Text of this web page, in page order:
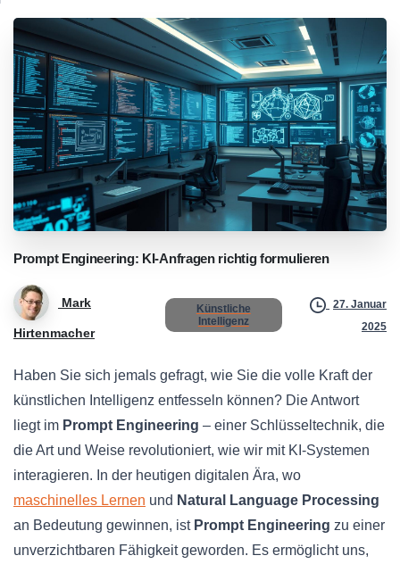
Prompt Engineering: KI-Anfragen richtig formulieren
Mark
Hirtenmacher
Künstliche
Intelligenz
27. Januar
2025
Haben Sie sich jemals gefragt, wie Sie die volle Kraft der
künstlichen Intelligenz entfesseln können? Die Antwort
liegt im Prompt Engineering – einer Schlüsseltechnik, die
die Art und Weise revolutioniert, wie wir mit KI-Systemen
interagieren. In der heutigen digitalen Ära, wo
maschinelles Lernen und Natural Language Processing
an Bedeutung gewinnen, ist Prompt Engineering zu einer
unverzichtbaren Fähigkeit geworden. Es ermöglicht uns,